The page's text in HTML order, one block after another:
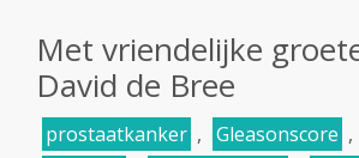
Met vriendelijke
David de Bree
prostaatkanker , Gleasonscore ,